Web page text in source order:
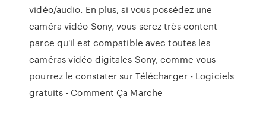
vidéo/audio. En plus, si vous possédez une
caméra vidéo Sony, vous serez très content
parce qu'il est compatible avec toutes les
caméras vidéo digitales Sony, comme vous
pourrez le constater sur Télécharger - Logiciels
gratuits - Comment Ça Marche